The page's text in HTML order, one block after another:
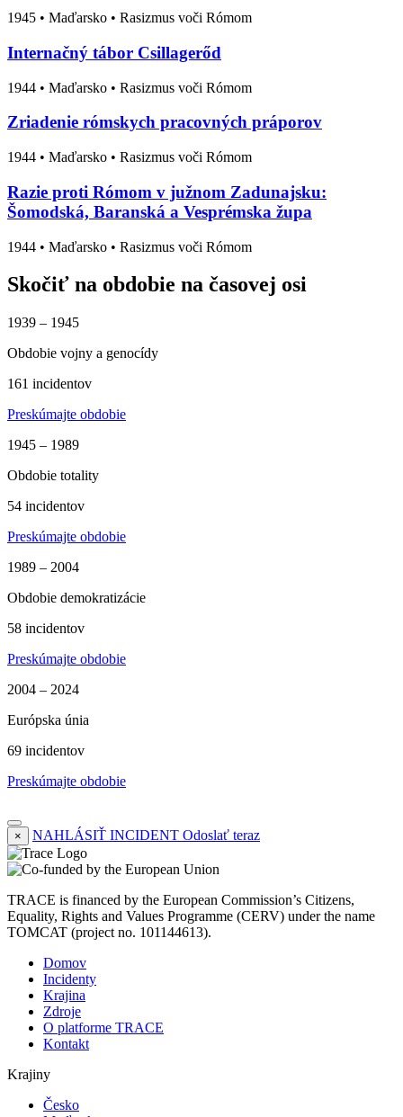
1945 • Maďarsko • Rasizmus voči Rómom
Internačný tábor Csillagerőd
1944 • Maďarsko • Rasizmus voči Rómom
Zriadenie rómskych pracovných práporov
1944 • Maďarsko • Rasizmus voči Rómom
Razie proti Rómom v južnom Zadunajsku:
Šomodská, Baranská a Vesprémska župa
1944 • Maďarsko • Rasizmus voči Rómom
Skočiť na obdobie na časovej osi
1939 – 1945
Obdobie vojny a genocídy
161 incidentov
Preskúmajte obdobie
1945 – 1989
Obdobie totality
54 incidentov
Preskúmajte obdobie
1989 – 2004
Obdobie demokratizácie
58 incidentov
Preskúmajte obdobie
2004 – 2024
Európska únia
69 incidentov
Preskúmajte obdobie
× NAHLÁSIŤ INCIDENT Odoslať teraz
TRACE is financed by the European Commission’s Citizens,
Equality, Rights and Values Programme (CERV) under the name
TOMCAT (project no. 101144613).
Domov
Incidenty
Krajina
Zdroje
O platforme TRACE
Kontakt
Krajiny
Česko